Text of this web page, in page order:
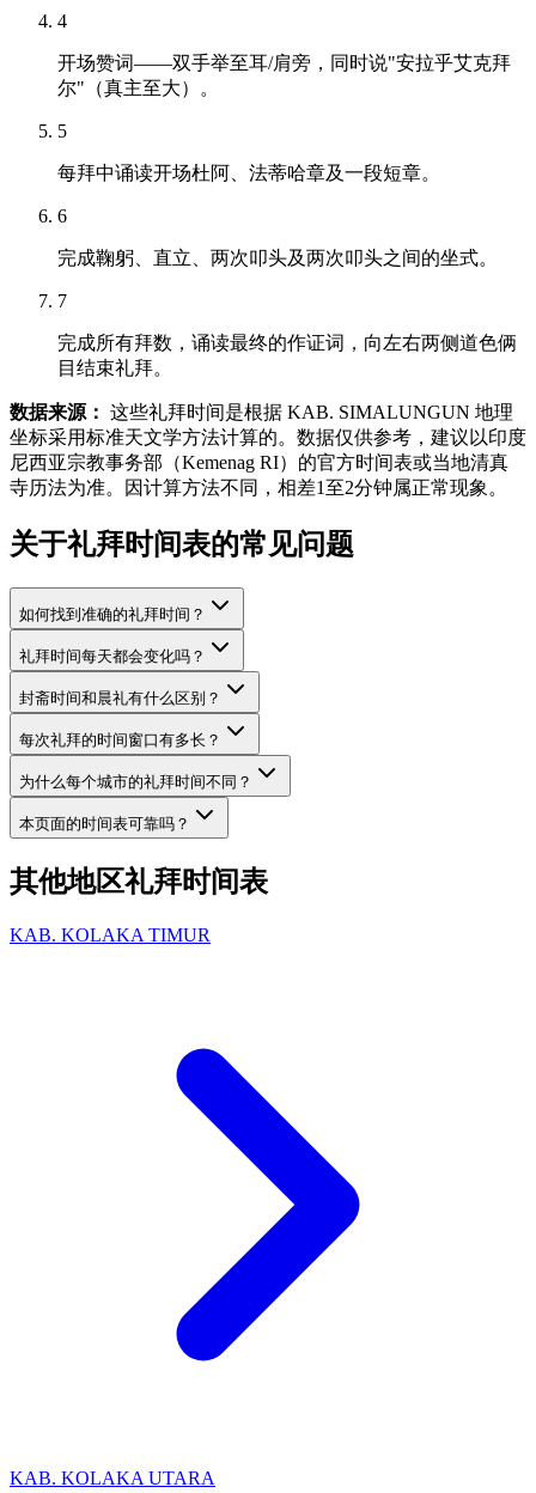
4
开场赞词——双手举至耳/肩旁，同时说"安拉乎艾克拜
尔"（真主至大）。
5
每拜中诵读开场杜阿、法蒂哈章及一段短章。
6
完成鞠躬、直立、两次叩头及两次叩头之间的坐式。
7
完成所有拜数，诵读最终的作证词，向左右两侧道色俩
目结束礼拜。
数据来源： 这些礼拜时间是根据 KAB. SIMALUNGUN 地理
坐标采用标准天文学方法计算的。数据仅供参考，建议以印度
尼西亚宗教事务部（Kemenag RI）的官方时间表或当地清真
寺历法为准。因计算方法不同，相差1至2分钟属正常现象。
关于礼拜时间表的常见问题
如何找到准确的礼拜时间？
礼拜时间每天都会变化吗？
封斋时间和晨礼有什么区别？
每次礼拜的时间窗口有多长？
为什么每个城市的礼拜时间不同？
本页面的时间表可靠吗？
其他地区礼拜时间表
KAB. KOLAKA TIMUR
KAB. KOLAKA UTARA